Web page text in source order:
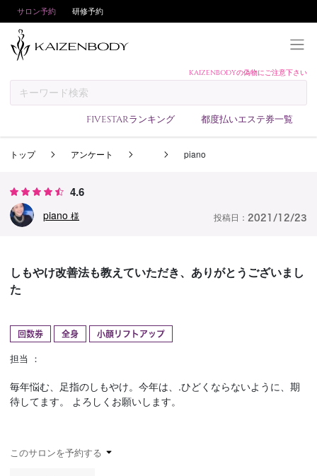
サロン予約 研修予約
KAIZENBODYの偽物にご注意下さい
FIVESTARランキング 都度払いエステ券一覧
予約方法
サロンランキング
求人
予約確認
トップ アンケート piano
4.6
piano 様 投稿日： 2021/12/23
しもやけ改善法も教えていただき、ありがとうございまし
た
回数券 全身 小顔リフトアップ
担当 ：
毎年悩む、足指のしもやけ。今年は、.ひどくならないように、期
待してます。 よろしくお願いします。
このサロンを予約する